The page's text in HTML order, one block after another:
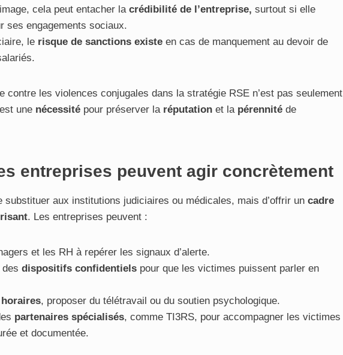
cela peut entacher la crédibilité de l’entreprise, surtout si elle
ses engagements sociaux.
le risque de sanctions existe en cas de manquement au devoir de
contre les violences conjugales dans la stratégie RSE n’est pas seulement
une nécessité pour préserver la réputation et la pérennité de
entreprises peuvent agir concrètement
substituer aux institutions judiciaires ou médicales, mais d’offrir un cadre
. Les entreprises peuvent :
et les RH à repérer les signaux d’alerte.
dispositifs confidentiels pour que les victimes puissent parler en
, proposer du télétravail ou du soutien psychologique.
partenaires spécialisés, comme TI3RS, pour accompagner les victimes
et documentée.